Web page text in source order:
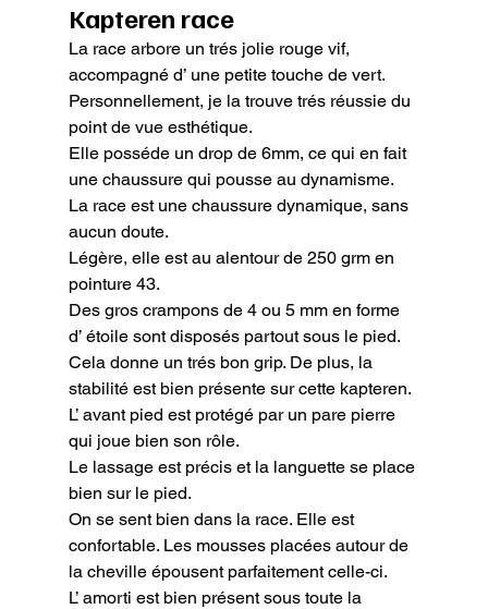
Kapteren race
La race arbore un trés jolie rouge vif,
accompagné d’ une petite touche de vert.
Personnellement, je la trouve trés réussie du
point de vue esthétique.
Elle posséde un drop de 6mm, ce qui en fait
une chaussure qui pousse au dynamisme.
La race est une chaussure dynamique, sans
aucun doute.
Légère, elle est au alentour de 250 grm en
pointure 43.
Des gros crampons de 4 ou 5 mm en forme
d’ étoile sont disposés partout sous le pied.
Cela donne un trés bon grip. De plus, la
stabilité est bien présente sur cette kapteren.
L’ avant pied est protégé par un pare pierre
qui joue bien son rôle.
Le lassage est précis et la languette se place
bien sur le pied.
On se sent bien dans la race. Elle est
confortable. Les mousses placées autour de
la cheville épousent parfaitement celle-ci.
L’ amorti est bien présent sous toute la